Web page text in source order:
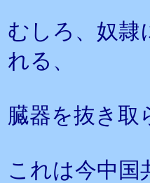
むしろ、奴隷
れる、
臓器を抜き取
これは今中国